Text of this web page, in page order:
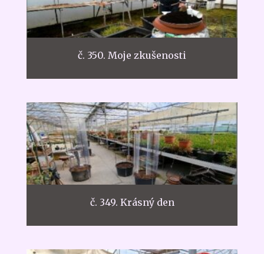
č. 350. Moje zkušenosti
č. 349. Krásný den